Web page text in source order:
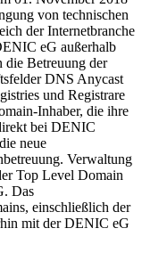
von technischen
der Internetbranche
eG außerhalb
die Betreuung der
DNS Anycast
und Registrare
Inhaber, die ihre
bei DENIC
neue
Verwaltung
Top Level Domain
Das
einschließlich der
mit der DENIC eG